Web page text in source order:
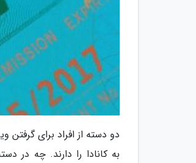
دو دسته از افراد برای گرفتن
به کانادا را دارند. چه در